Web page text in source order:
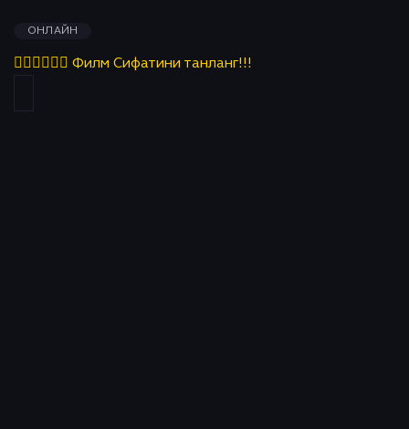
ОНЛАЙН
👇🏻👇🏻👇🏻 Филм Сифатини танланг!!!